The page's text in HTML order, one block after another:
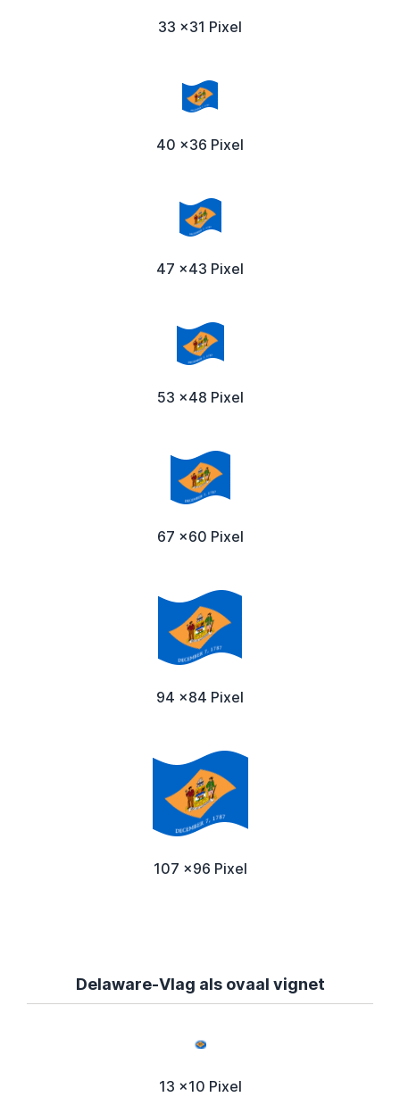
33 x31 Pixel
40 x36 Pixel
47 x43 Pixel
53 x48 Pixel
67 x60 Pixel
94 x84 Pixel
107 x96 Pixel
Delaware-Vlag als ovaal vignet
13 x10 Pixel